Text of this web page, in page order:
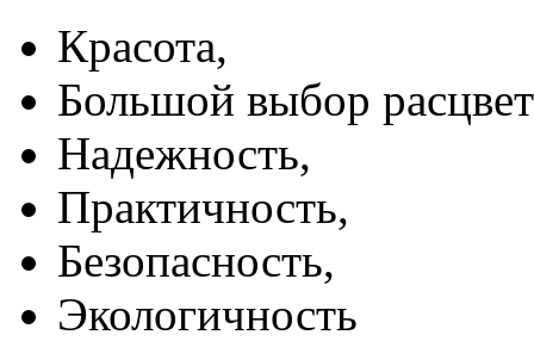
Красота,
Большой выбор
Надежность,
Практичность,
Безопасность,
Экологичность